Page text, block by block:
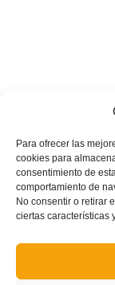
Para ofrecer las
cookies para
consentimiento de
comportamiento de
No consentir o retirar
ciertas características
Tras la
abultada
victoria por
0-6 ante
Israel,
España
nuevos